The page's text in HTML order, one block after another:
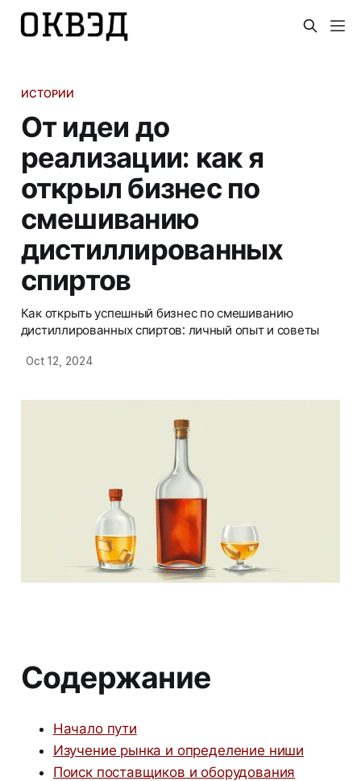
ИСТОРИИ
От идеи до
реализации: как я
открыл бизнес по
смешиванию
дистиллированных
спиртов
Как открыть успешный бизнес по смешиванию
дистиллированных спиртов: личный опыт и советы
Oct 12, 2024
Содержание
Начало пути
Изучение рынка и определение ниши
Поиск поставщиков и оборудования